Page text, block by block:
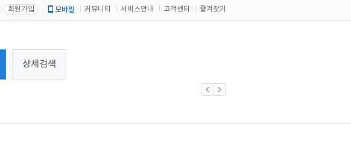
회원가입 모바일 커뮤니티 서비스안내 고객센터 즐겨찾기
상세검색